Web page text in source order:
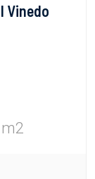
Vinedo